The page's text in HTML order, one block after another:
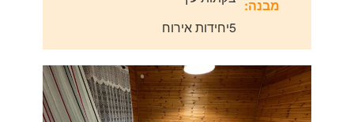
מבנה:
5יחידות אירוח